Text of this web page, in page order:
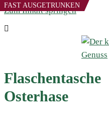
Zum Inhalt springen
Flaschentasche
Osterhase
FAST AUSGETRUNKEN